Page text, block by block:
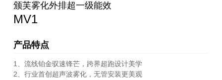
颁芙雾化外排超一级能效
MV1
产品特点
1、流线铂金驭速锋芒，跨界超跑设计美学
2、行业首创超声波雾化，无管安装更美观